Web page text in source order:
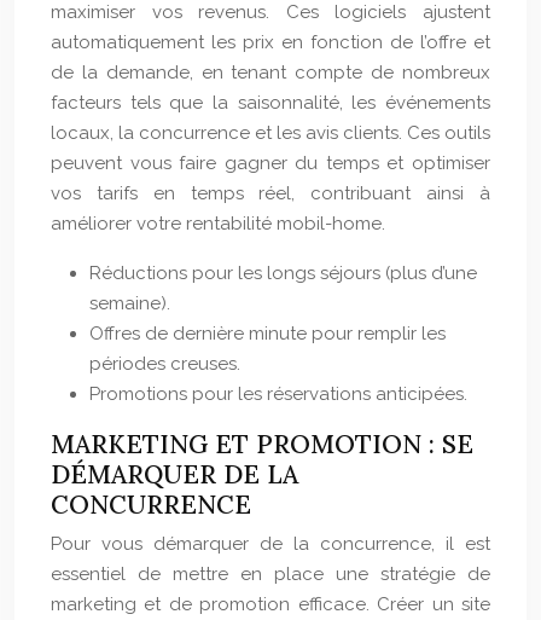
maximiser vos revenus. Ces logiciels ajustent
automatiquement les prix en fonction de l’offre et
de la demande, en tenant compte de nombreux
facteurs tels que la saisonnalité, les événements
locaux, la concurrence et les avis clients. Ces outils
peuvent vous faire gagner du temps et optimiser
vos tarifs en temps réel, contribuant ainsi à
améliorer votre rentabilité mobil-home.
Réductions pour les longs séjours (plus d’une
semaine).
Offres de dernière minute pour remplir les
périodes creuses.
Promotions pour les réservations anticipées.
MARKETING ET PROMOTION : SE
DÉMARQUER DE LA
CONCURRENCE
Pour vous démarquer de la concurrence, il est
essentiel de mettre en place une stratégie de
marketing et de promotion efficace. Créer un site